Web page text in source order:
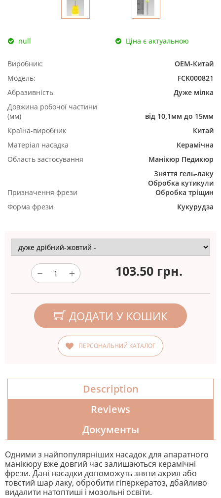
null Ціна є актуальною
Виробник:
ОЕМ-Китай
Модель:
FCK000821
Абразивність
Дуже мілка
Довжина робочої частини
(мм)
від 10,1мм до 15мм
Країна-виробник
Китай
Матеріал насадка
Керамічна
Область застосування
Манікюр Педикюр
Призначення фрези
Зняття гель-лаку
Обробка кутикули
Обробка тріщин
Форма фрези
Кукурудза
103.50 грн.
ДОДАТИ У КОШИК
ПЕРСОНАЛЬНИЙ КАТАЛОГ
Description
Reviews
Документы
Одними з найпопулярніших насадок для апаратного
манікюру вже довгий час залишаються керамічні
фрези. Дані насадки допоможуть зняти акрил або
товстий шар лаку, обробити гіперкератоз, дбайливо
видалити натоптиші і мозольні освіти.